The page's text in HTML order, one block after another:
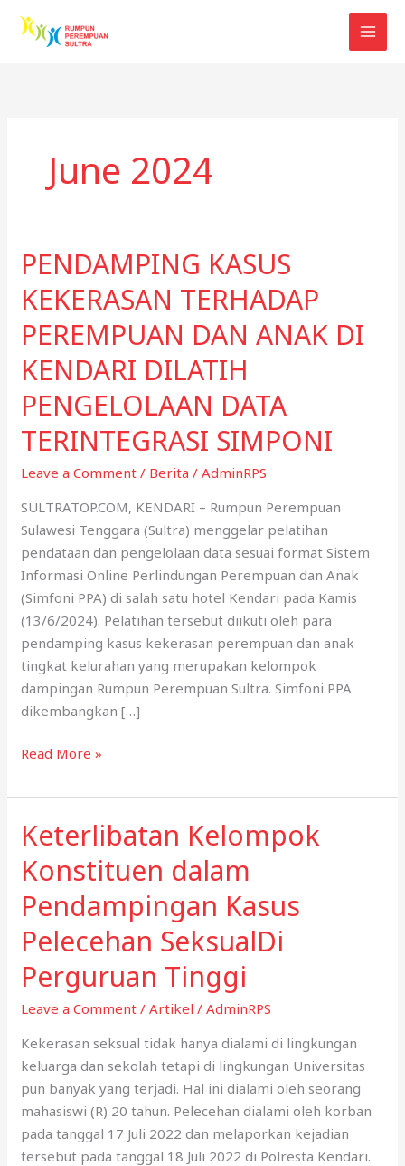
June 2024
PENDAMPING KASUS
KEKERASAN TERHADAP
PEREMPUAN DAN ANAK DI
KENDARI DILATIH
PENGELOLAAN DATA
TERINTEGRASI SIMPONI
Leave a Comment / Berita /AdminRPS
SULTRATOP.COM, KENDARI – Rumpun Perempuan
Sulawesi Tenggara (Sultra) menggelar pelatihan
pendataan dan pengelolaan data sesuai format Sistem
Informasi Online Perlindungan Perempuan dan Anak
(Simfoni PPA) di salah satu hotel Kendari pada Kamis
(13/6/2024). Pelatihan tersebut diikuti oleh para
pendamping kasus kekerasan perempuan dan anak
tingkat kelurahan yang merupakan kelompok
dampingan Rumpun Perempuan Sultra. Simfoni PPA
dikembangkan […]
PENDAMPING
KEKERASAN
PEREMPUAN
DAN
DI
KENDARI
DILATIH
PENGELOLAAN
DATA
SIMPONI
Read More »
Keterlibatan Kelompok
Konstituen dalam
Pendampingan Kasus
Pelecehan SeksualDi
Perguruan Tinggi
Leave a Comment /Artikel /AdminRPS
Kekerasan seksual tidak hanya dialami di lingkungan
keluarga dan sekolah tetapi di lingkungan Universitas
pun banyak yang terjadi. Hal ini dialami oleh seorang
mahasiswi (R) 20 tahun. Pelecehan dialami oleh korban
pada tanggal 17 Juli 2022 dan melaporkan kejadian
tersebut pada tanggal 18 Juli 2022 di Polresta Kendari.